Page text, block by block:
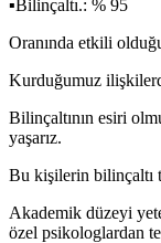
▪Bilinçaltı.: % 95
Oranında etkili
Kurduğumuz
Bilinçaltının esiri
yaşarız.
Bu kişilerin bilinçaltı
Akademik düzeyi
özel psikologlardan